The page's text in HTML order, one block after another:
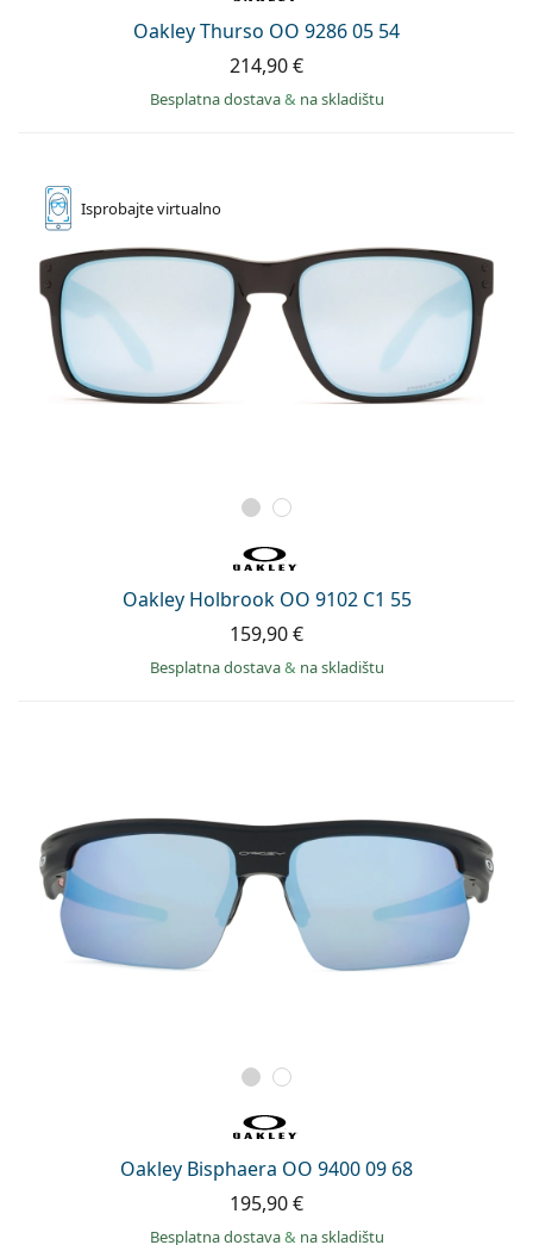
Oakley Thurso OO 9286 05 54
214,90 €
Besplatna dostava& na skladištu
Isprobajtevirtualno
Oakley Holbrook OO 9102 C1 55
159,90 €
Besplatna dostava& na skladištu
Oakley Bisphaera OO 9400 09 68
195,90 €
Besplatna dostava& na skladištu